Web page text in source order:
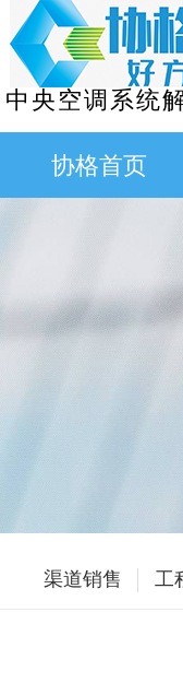
中央空调系统
协格首页
渠道销售 工